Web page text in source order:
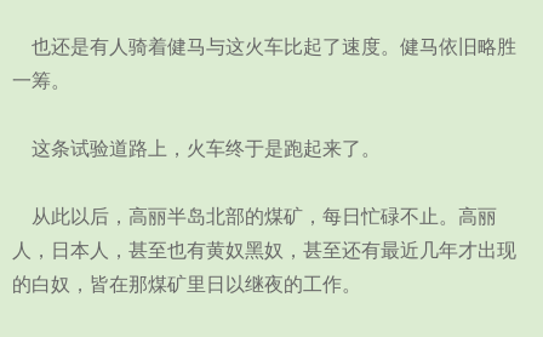
也还是有人骑着健马与这火车比起了速度。健马依旧略胜
一筹。
这条试验道路上，火车终于是跑起来了。
从此以后，高丽半岛北部的煤矿，每日忙碌不止。高丽
人，日本人，甚至也有黄奴黑奴，甚至还有最近几年才出现
的白奴，皆在那煤矿里日以继夜的工作。